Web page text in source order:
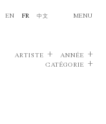
EN FR 中文 MENU
ARTISTE
ANNÉE
CATÉGORIE